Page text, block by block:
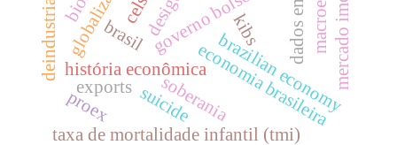
história econômicaeconomia brasileira
brazilian economy
taxa de mortalidade infantil (tmi)
soberania
brasil
suicide
exports
proex
kibs